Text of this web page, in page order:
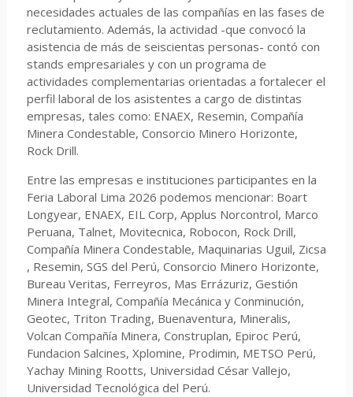
necesidades actuales de las compañías en las fases de
reclutamiento. Además, la actividad -que convocó la
asistencia de más de seiscientas personas- contó con
stands empresariales y con un programa de
actividades complementarias orientadas a fortalecer el
perfil laboral de los asistentes a cargo de distintas
empresas, tales como: ENAEX, Resemin, Compañía
Minera Condestable, Consorcio Minero Horizonte,
Rock Drill.
Entre las empresas e instituciones participantes en la
Feria Laboral Lima 2026 podemos mencionar: Boart
Longyear, ENAEX, EIL Corp, Applus Norcontrol, Marco
Peruana, Talnet, Movitecnica, Robocon, Rock Drill,
Compañía Minera Condestable, Maquinarias Uguil, Zicsa
, Resemin, SGS del Perú, Consorcio Minero Horizonte,
Bureau Veritas, Ferreyros, Mas Errázuriz, Gestión
Minera Integral, Compañía Mecánica y Conminución,
Geotec, Triton Trading, Buenaventura, Mineralis,
Volcan Compañía Minera, Construplan, Epiroc Perú,
Fundacion Salcines, Xplomine, Prodimin, METSO Perú,
Yachay Mining Rootts, Universidad César Vallejo,
Universidad Tecnológica del Perú.